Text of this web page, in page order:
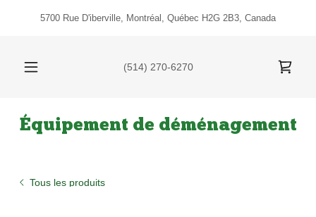
5700 Rue D'iberville, Montréal, Québec H2G 2B3, Canada
(514) 270-6270
Équipement de déménagement
Tous les produits